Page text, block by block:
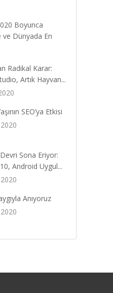
Boyunca
ve Dünyada En
Radikal Karar:
Artık Hayvan...
SEO’ya Etkisi
Sona Eriyor:
Android Uygul...
Anıyoruz